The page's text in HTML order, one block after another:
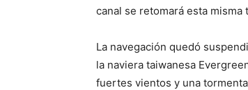
canal se retomará esta misma
La navegación quedó
la naviera taiwanesa
fuertes vientos y una